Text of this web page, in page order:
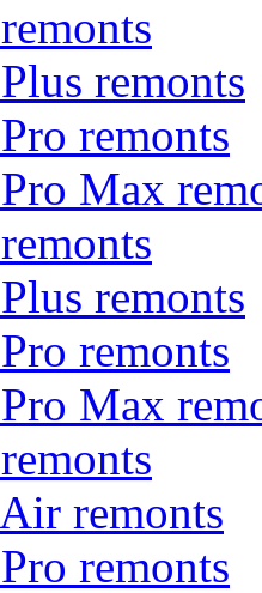
remonts
remonts
Max
remonts
remonts
Max
remonts
remonts